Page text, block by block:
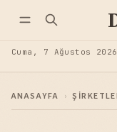
Cuma, 7 Ağustos 2026
ANASAYFA ›